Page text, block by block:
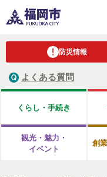
防災情報
よくある質問
くらし・手続き
観光・魅力・
イベント
創